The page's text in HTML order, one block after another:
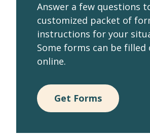
Answer a few questions
customized packet of
instructions for your
Some forms can be filled
online.
Get Forms